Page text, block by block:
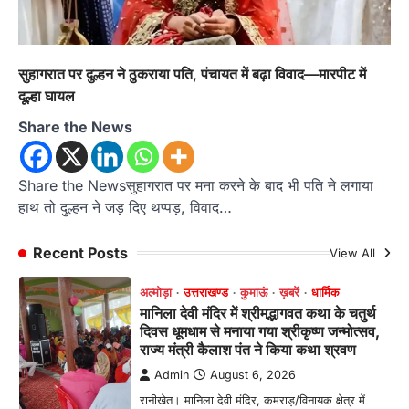
सुहागरात पर दुल्हन ने ठुकराया पति, पंचायत में बढ़ा विवाद—मारपीट में
दूल्हा घायल
Share the News
Share the Newsसुहागरात पर मना करने के बाद भी पति ने लगाया
हाथ तो दुल्हन ने जड़ दिए थप्पड़, विवाद…
Recent Posts View All
4
Admin August 6, 2026
संगठन विस्तार के तहत कई नई नियुक्तियां, बूथ स्तर तक
घमासान, एसएसपी कार्यालय में धरने पर बैठे
कांग्रेस नेता
Admin August 8, 2026
कांग्रेस कार्यकर्ताओं की बसें रोकने का आरोप, एसएसपी
मानिला देवी मंदिर में श्रीमद्भागवत कथा के चतुर्थ
दिवस धूमधाम से मनाया गया श्रीकृष्ण जन्मोत्सव,
राज्य मंत्री कैलाश पंत ने किया कथा श्रवण
Admin August 6, 2026
रानीखेत। मानिला देवी मंदिर, कमराड़/विनायक क्षेत्र में
आयोजित श्रीमद्भागवत कथा के चतुर्थ दिवस गुरुवार को…